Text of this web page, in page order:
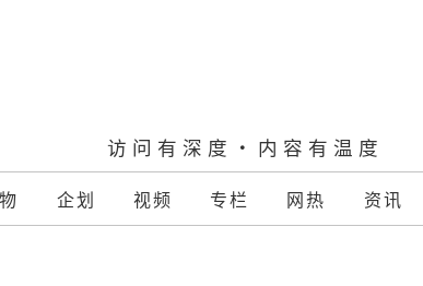
访问有深度·内容有温度
企划 视频 专栏 网热 资讯